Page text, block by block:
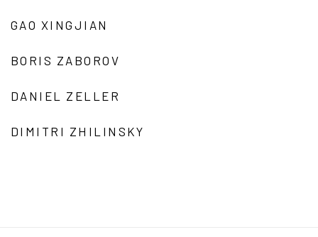
GAO XINGJIAN
BORIS ZABOROV
DANIEL ZELLER
DIMITRI ZHILINSKY